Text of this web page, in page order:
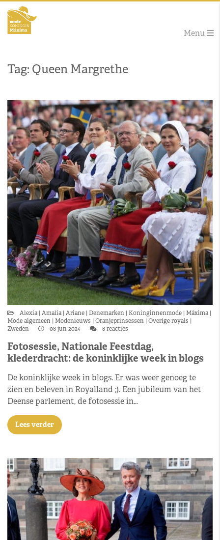
Menu
Tag: Queen Margrethe
Alexia Amalia Ariane Denemarken Koninginnenmode Máxima
Mode algemeen Modenieuws Oranjeprinsessen Overige royals
Zweden
08 jun 2024 8 reacties
Fotosessie, Nationale Feestdag,
klederdracht: de koninklijke week in blogs
De koninklijke week in blogs. Er was weer genoeg te
zien en beleven in Royalland ;). Een jubileum van het
Deense parlement, de fotosessie in…
Lees verder